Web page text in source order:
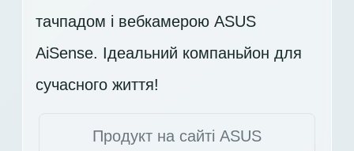
тачпадом і вебкамерою ASUS
AiSense. Ідеальний компаньйон для
сучасного життя!
Продукт на сайті ASUS